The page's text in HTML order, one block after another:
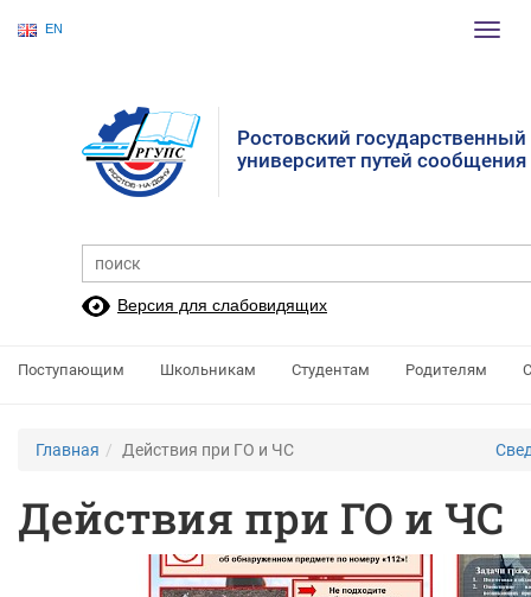
EN
Ростовский государственный
университет путей сообщения
Версия для слабовидящих
Поступающим Школьникам Студентам Родителям
Главная Действия при ГО и ЧС
Действия при ГО и ЧС